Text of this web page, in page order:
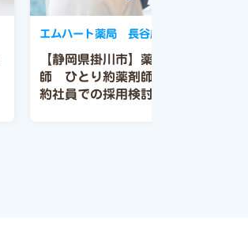
【静岡県掛川市】薬局長兼管理薬剤
師 ひとり約薬剤師店舗 ※高額契
約社員での採用検討も可能みんなが
エムハート薬局 長谷店